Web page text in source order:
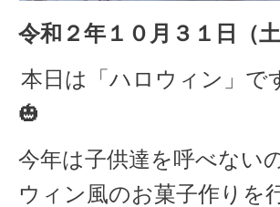
令和２年１０月３１日（土
本日は「ハロウィン」で
🎃
今年は子供達を呼べない
ウィン風のお菓子作りを